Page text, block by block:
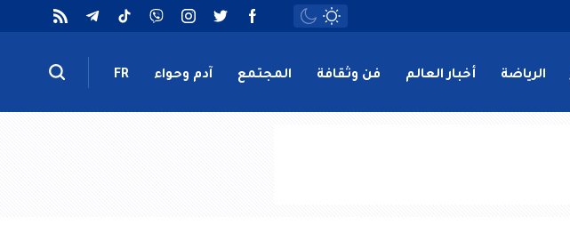
الرياضة أخبار العالم فن وثقافة المجتمع آدم وحواء FR